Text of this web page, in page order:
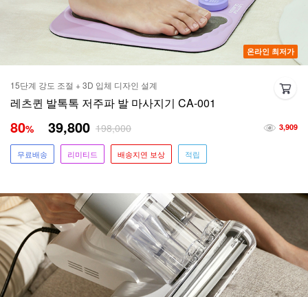
온라인 최저가
15단계 강도 조절 + 3D 입체 디자인 설계
레츠퀸 발톡톡 저주파 발 마사지기 CA-001
3,909
80% 39,800 198,000
무료배송 리미티드 배송지연 보상 적립